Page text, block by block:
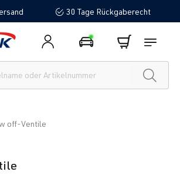
30 Tage Rückgaberecht
off-Ventile